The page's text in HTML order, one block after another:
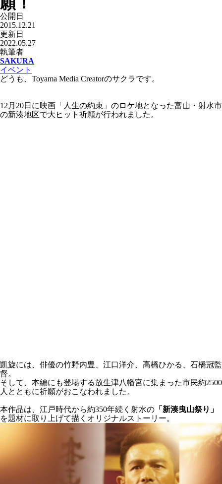
公開日
2015.12.21
更新日
2022.05.27
執筆者
SAKURA
イベント
どうも、Toyama Media Creatorのサクラです。
12月20日に映画「人生の約束」のロケ地となった富山・射水市
の新湊地区で大ヒット祈願が行われました。
凱旋には、俳優の竹野内豊、江口洋介、高橋ひかる、石橋冠監
督。
そして、本編にも登場する放生津八幡宮に集まった市民約2500
人とともに祈願がおこなわれました。
本作品は、江戸時代から約350年続く射水の 「新湊曳山祭り」
を題材に取り上げて描くオリジナルストーリー。